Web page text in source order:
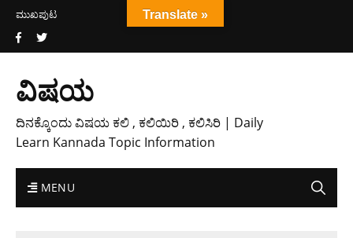
ಮುಖಪುಟ
ವಿಷಯ
ದಿನಕ್ಕೊಂದು ವಿಷಯ ಕಲಿ , ಕಲಿಯಿರಿ , ಕಲಿಸಿರಿ | Daily
Learn Kannada Topic Information
MENU
Translate »